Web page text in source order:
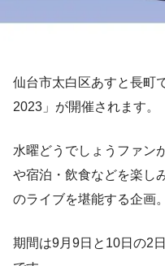
仙台市太白区あすと長町
2023」が開催されます。
水曜どうでしょうファン
や宿泊・飲食などを楽し
のライブを堪能する企画。
期間は9月9日と10日の2